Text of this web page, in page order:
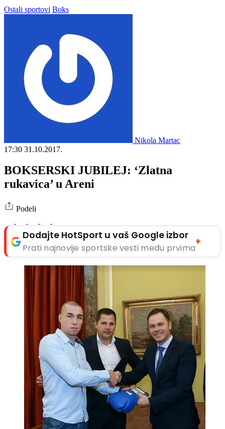
Ostali sportovi Boks
Nikola Martac
17:30 31.10.2017.
BOKSERSKI JUBILEJ: ‘Zlatna
rukavica’ u Areni
Podeli
Dodajte HotSport u vaš Google izbor
Prati najnovije sportske vesti među prvima
+